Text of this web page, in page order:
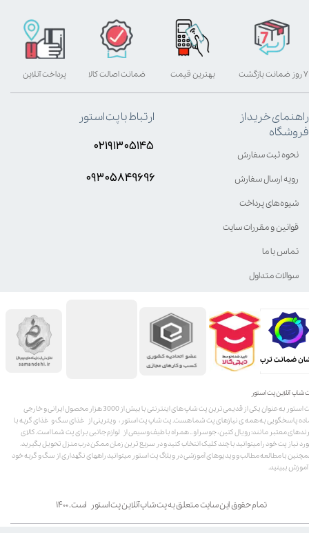
شاپ آنلاین پت استور
پت استور به عنوان یکی از قدیمی‌ترین پت شاپ های اینترنتی با بیش از 3000 هزار محصول ایرانی و خارجی
پاسخگویی به همه ی نیازهای پت شما هست. پت شاپ پت استور، ویترینی از غذای سگ و غذای گربه با
معتبر مانند: رویال کنین، جوسرا و .. همراه با طیف وسیعی از لوازم جانبی برای پت شما است. کالای
نیاز پت خود را میتوانید با چند کلیک انتخاب کنید و در سریع ترین زمان ممکن درب منزل تحویل بگیرید.
با مطالعه مطالب و ویدیوهای آموزشی در وبلاگ پت استور میتوانید راههای نگهداری از سگ و گربه خود
آموزش ببینید.
تمام حقوق این سایت متعلق به پت شاپ آنلاین پت استور است. ۱۴۰۰
ضمانت ترب
بهترین قیمت پرداخت آنلاین ۷ روز ضمانت بازگشت ضمانت اصالت کالا
راهنمای خرید از
فروشگاه
نحوه ثبت سفارش
رویه ارسال سفارش
شیوه‌های پرداخت
قوانین و مقررات سایت
تماس با ما
سوالات متداول
ارتباط با پت استور
۰۲۱۹۱۳۰۵۱۴۵
۰۹۳۰۵8۴9696